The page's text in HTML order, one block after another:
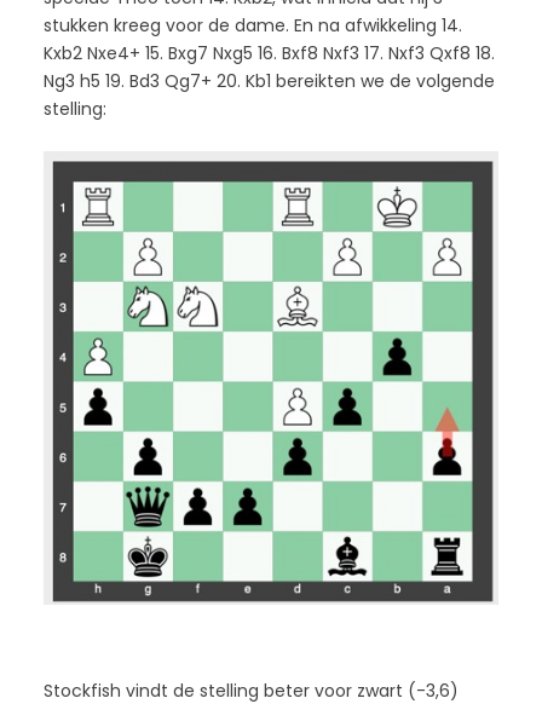
stukken kreeg voor de dame. En na afwikkeling 14.
Kxb2 Nxe4+ 15. Bxg7 Nxg5 16. Bxf8 Nxf3 17. Nxf3 Qxf8 18.
Ng3 h5 19. Bd3 Qg7+ 20. Kb1 bereikten we de volgende
stelling:
Stockfish vindt de stelling beter voor zwart (-3,6)